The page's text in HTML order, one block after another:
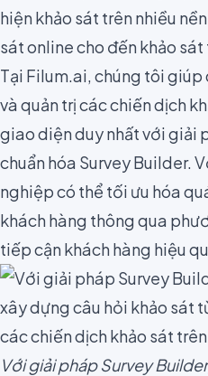
hiện khảo sát trên nhiều
sát onlinecho đến khảo
Tại Filum.ai, chúng tôi
và quản trị các chiến dịch
giao diện duy nhất với giải
chuẩn hóa Survey Builder.
nghiệp có thể tối ưu hóa
khách hàng thông qua
tiếp cận khách hàng hiệu
Với giải pháp Survey